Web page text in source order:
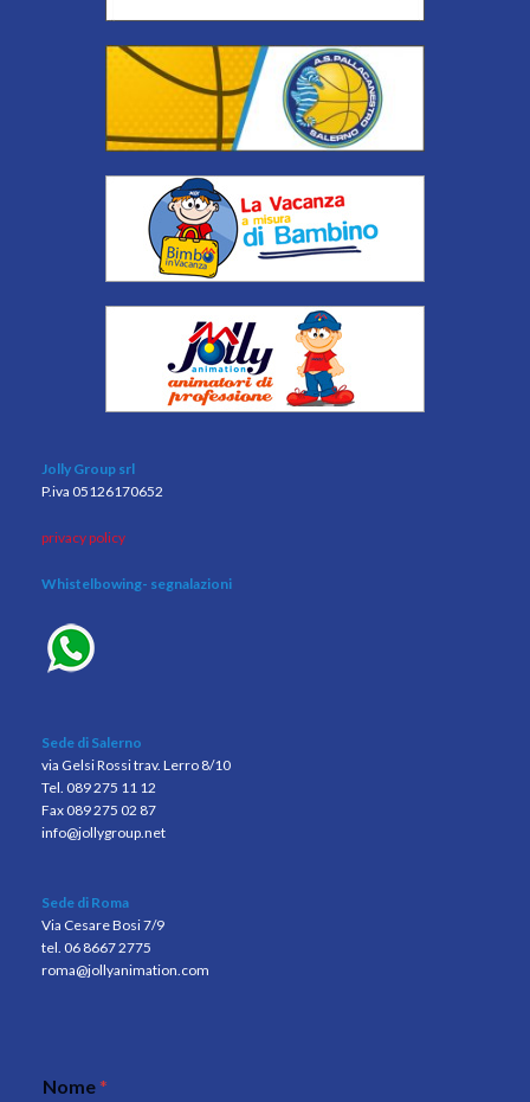
Jolly Group srl
P.iva 05126170652
privacy policy
Whistelbowing- segnalazioni
Sede di Salerno
via Gelsi Rossi trav. Lerro 8/10
Tel. 089 275 11 12
Fax 089 275 02 87
info@jollygroup.net
Sede di Roma
Via Cesare Bosi 7/9
tel. 06 8667 2775
roma@jollyanimation.com
Nome*